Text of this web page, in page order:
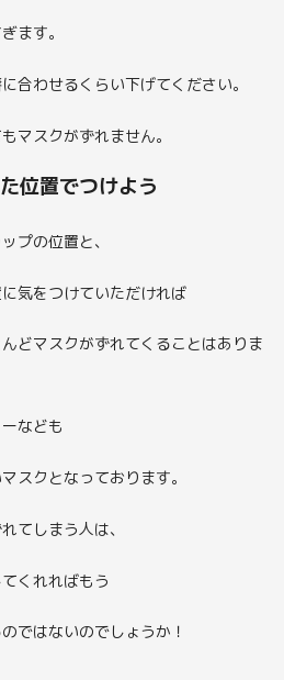
ます。
合わせるくらい下げてください。
マスクがずれません。
位置でつけよう
プの位置と、
気をつけていただければ
どマスクがずれてくることはありま
なども
スクとなっております。
てしまう人は、
くれればもう
ではないのでしょうか！